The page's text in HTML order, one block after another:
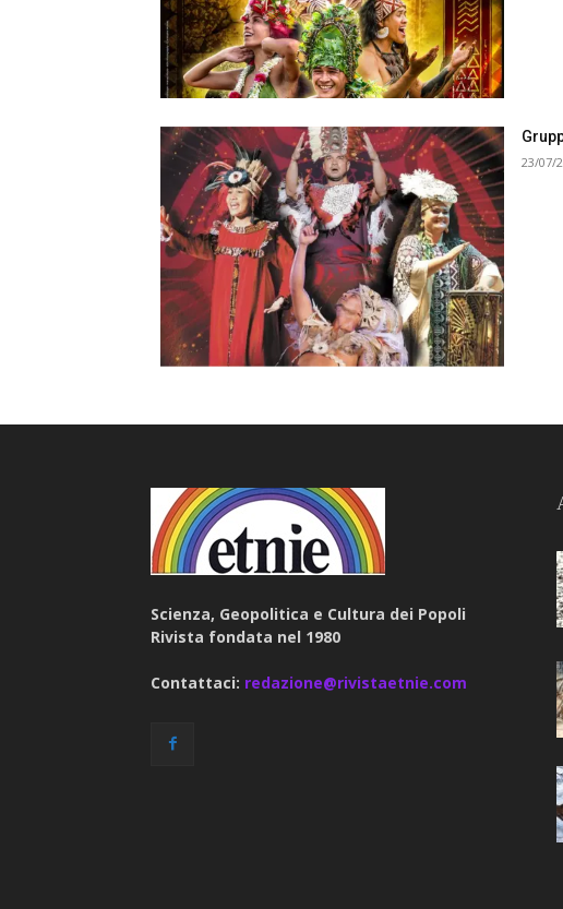
23/07/
Scienza, Geopolitica e Cultura dei Popoli
Rivista fondata nel 1980
Contattaci: redazione@rivistaetnie.com